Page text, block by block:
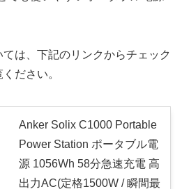
は、下記のリンクからチェック
ださい。
Anker Solix C1000 Portable
Power Station ポータブル電
源 1056Wh 58分急速充電 高
出力AC(定格1500W / 瞬間最